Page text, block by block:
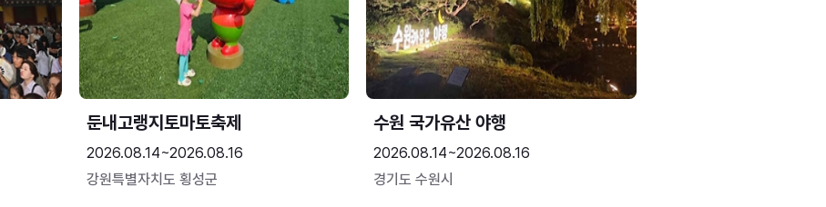
둔내고랭지토마토축제
2026.08.14~2026.08.16
강원특별자치도 횡성군
수원 국가유산 야행
2026.08.14~2026.08.16
경기도 수원시